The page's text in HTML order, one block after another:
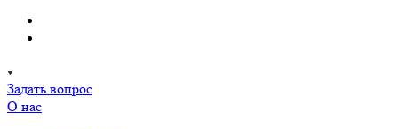
Задать вопрос
О нас